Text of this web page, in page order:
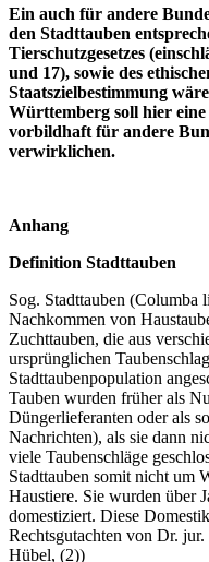
Ein auch für andere
den Stadttauben
Tierschutzgesetzes
und 17), sowie des
Staatszielbestimmung
Württemberg soll hier
vorbildhaft für andere
verwirklichen.
Anhang
Definition Stadttauben
Sog. Stadttauben (Columba
Nachkommen von
Zuchttauben, die aus
ursprünglichen
Stadttaubenpopulation
Tauben wurden früher als
Düngerlieferanten oder als
Nachrichten), als sie dann
viele Taubenschläge
Stadttauben somit nicht um
Haustiere. Sie wurden über
domestiziert. Diese
Rechtsgutachten von Dr.
Hübel, (2))